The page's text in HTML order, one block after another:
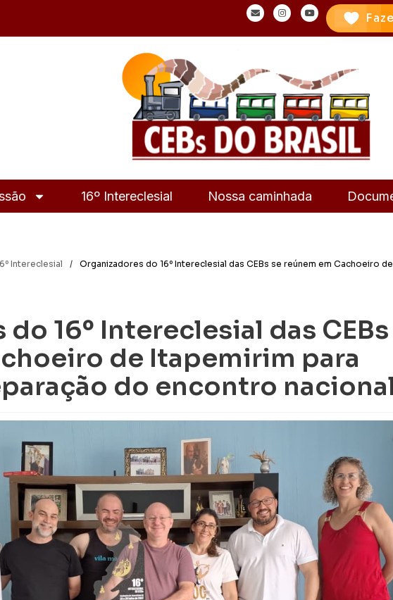
16º Intereclesial Nossa caminhada
Intereclesial / Organizadores do 16º Intereclesial das CEBs se reúnem em Cachoeiro
16º Intereclesial das CEBs
de Itapemirim para
do encontro nacional